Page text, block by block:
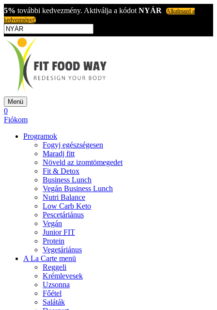
5% további kedvezmény. Aktiválja a kódot NYÁR
Alkalmazd a
kedvezményt!
Menü
0
Fiókom
Programok
Fogyj egészségesen
Maradj fitt
Növeld az izomtömegedet
Fit & Detox
Business Lunch
Vegán Business Lunch
Nutri Balance
Low Carb Keto
Pescetáriánus
Vegán
Junior FIT
Protein
Vegetáriánus
A La Carte menü
Reggeli
Krémlevesek
Uzsonna
Főétel
Saláták